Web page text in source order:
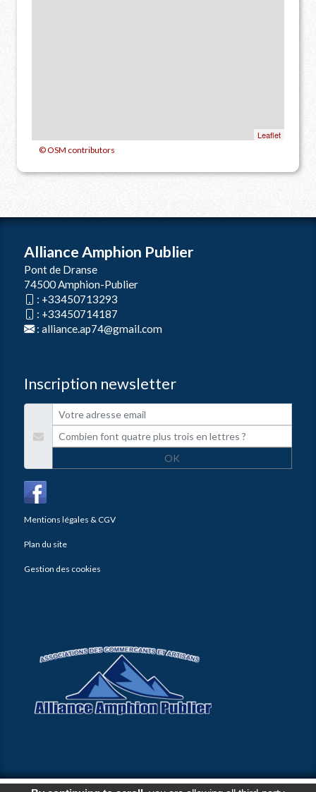
Leaflet
© OSM contributors
Alliance Amphion Publier
Pont de Dranse
74500 Amphion-Publier
: +33450713293
: +33450714187
: alliance.ap74@gmail.com
Inscription newsletter
OK
Mentions légales & CGV
Plan du site
Gestion des cookies